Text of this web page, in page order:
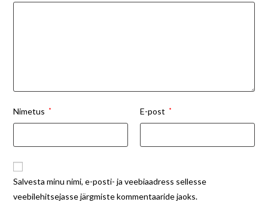
Nimetus * E-post *
Salvesta minu nimi, e-posti- ja veebiaadress sellesse
veebilehitsejasse järgmiste kommentaaride jaoks.